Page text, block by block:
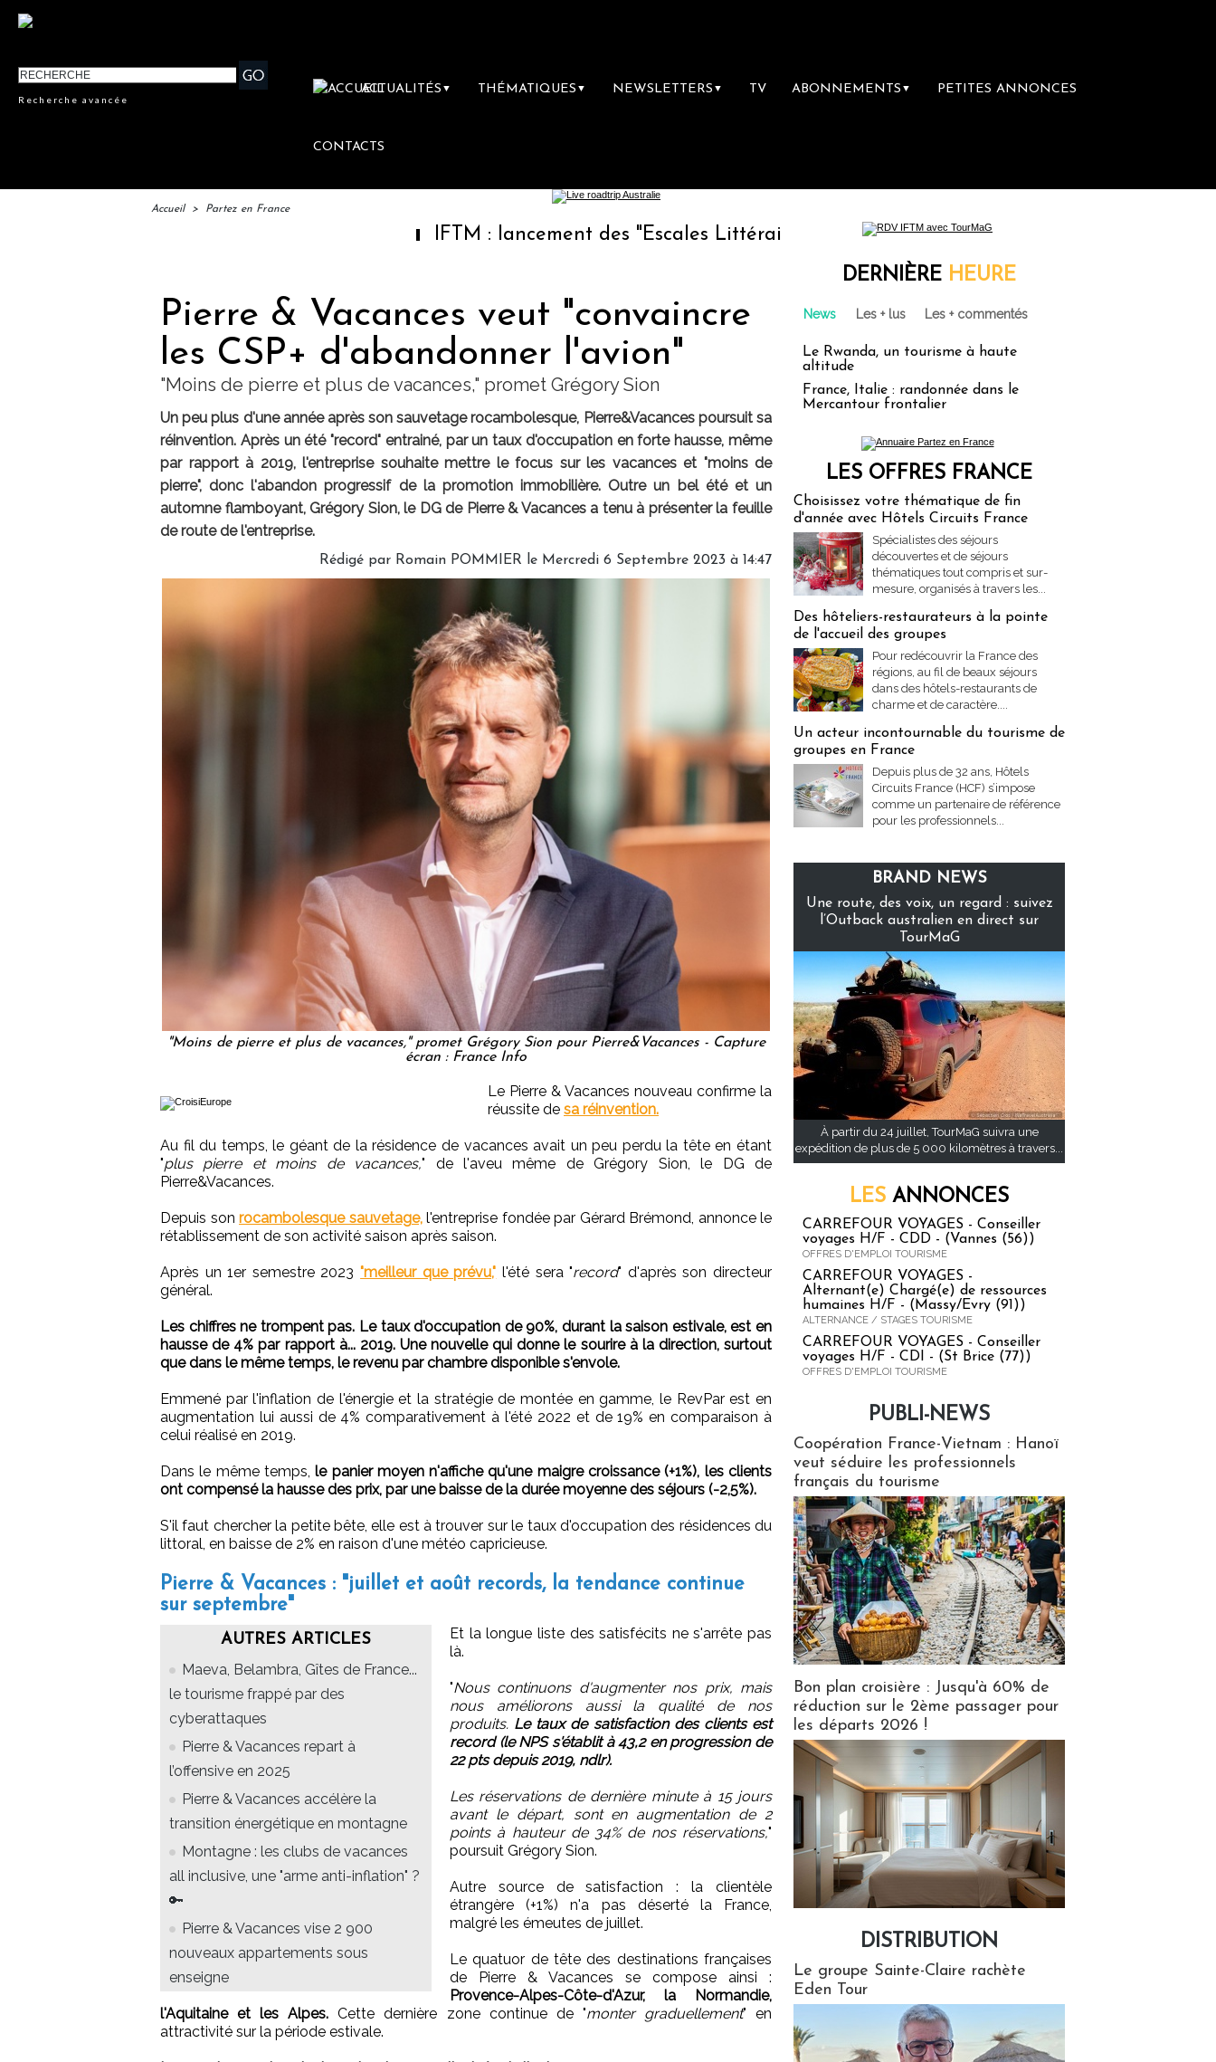
Recherche avancée
ACTUALITÉS ▼ THÉMATIQUES ▼ NEWSLETTERS ▼ TV ABONNEMENTS ▼ PETITES ANNONCES
CONTACTS
Accueil > Partez en France
IFTM : lancement des "Escales Littéraires", la première librairie du voyage
Pierre & Vacances veut "convaincre
les CSP+ d'abandonner l'avion"
"Moins de pierre et plus de vacances," promet Grégory Sion
Un peu plus d'une année après son sauvetage rocambolesque, Pierre&Vacances poursuit sa
réinvention. Après un été "record" entrainé, par un taux d'occupation en forte hausse, même
par rapport à 2019, l'entreprise souhaite mettre le focus sur les vacances et "moins de
pierre", donc l'abandon progressif de la promotion immobilière. Outre un bel été et un
automne flamboyant, Grégory Sion, le DG de Pierre & Vacances a tenu à présenter la feuille
de route de l'entreprise.
Rédigé par Romain POMMIER le Mercredi 6 Septembre 2023 à 14:47
"Moins de pierre et plus de vacances," promet Grégory Sion pour Pierre&Vacances - Capture
écran : France Info
Le Pierre & Vacances nouveau confirme la
réussite de sa réinvention.
Au fil du temps, le géant de la résidence de vacances avait un peu perdu la tête en étant
"plus pierre et moins de vacances," de l'aveu même de Grégory Sion, le DG de
Pierre&Vacances.
Depuis son rocambolesque sauvetage,l'entreprise fondée par Gérard Brémond, annonce le
rétablissement de son activité saison après saison.
Après un 1er semestre 2023"meilleur que prévu," l'été sera "record" d'après son directeur
général.
Les chiffres ne trompent pas. Le taux d'occupation de 90%, durant la saison estivale, est en
hausse de 4% par rapport à... 2019. Une nouvelle qui donne le sourire à la direction, surtout
que dans le même temps, le revenu par chambre disponible s'envole.
Emmené par l'inflation de l'énergie et la stratégie de montée en gamme, le RevPar est en
augmentation lui aussi de 4% comparativement à l'été 2022 et de 19% en comparaison à
celui réalisé en 2019.
Dans le même temps, le panier moyen n'affiche qu'une maigre croissance (+1%), les clients
ont compensé la hausse des prix, par une baisse de la durée moyenne des séjours (-2,5%).
S'il faut chercher la petite bête, elle est à trouver sur le taux d'occupation des résidences du
littoral, en baisse de 2% en raison d'une météo capricieuse.
Pierre & Vacances : "juillet et août records, la tendance continue
sur septembre"
AUTRES ARTICLES
Maeva, Belambra, Gîtes de France...
le tourisme frappé par des
cyberattaques
Pierre & Vacances repart à
l’offensive en 2025
Pierre & Vacances accélère la
transition énergétique en montagne
Montagne : les clubs de vacances
all inclusive, une "arme anti-inflation" ?
🔑
Pierre & Vacances vise 2 900
nouveaux appartements sous
enseigne
Et la longue liste des satisfécits ne s'arrête pas
là.
"Nous continuons d'augmenter nos prix, mais
nous améliorons aussi la qualité de nos
produits. Le taux de satisfaction des clients est
record (le NPS s'établit à 43,2 en progression de
22 pts depuis 2019, ndlr).
Les réservations de dernière minute à 15 jours
avant le départ, sont en augmentation de 2
points à hauteur de 34% de nos réservations,"
poursuit Grégory Sion.
Autre source de satisfaction : la clientèle
étrangère (+1%) n'a pas déserté la France,
malgré les émeutes de juillet.
Le quatuor de tête des destinations françaises
de Pierre & Vacances se compose ainsi :
Provence-Alpes-Côte-d'Azur, la Normandie,
l'Aquitaine et les Alpes. Cette dernière zone continue de "monter graduellement" en
attractivité sur la période estivale.
DERNIÈRE HEURE
News Les + lus Les + commentés
Le Rwanda, un tourisme à haute
altitude
France, Italie : randonnée dans le
Mercantour frontalier
LES OFFRES FRANCE
Choisissez votre thématique de fin
d'année avec Hôtels Circuits France
Spécialistes des séjours
découvertes et de séjours
thématiques tout compris et sur-
mesure, organisés à travers les...
Des hôteliers-restaurateurs à la pointe
de l'accueil des groupes
Pour redécouvrir la France des
régions, au fil de beaux séjours
dans des hôtels-restaurants de
charme et de caractère....
Un acteur incontournable du tourisme de
groupes en France
Depuis plus de 32 ans, Hôtels
Circuits France (HCF) s’impose
comme un partenaire de référence
pour les professionnels...
BRAND NEWS
Une route, des voix, un regard : suivez
l’Outback australien en direct sur
TourMaG
À partir du 24 juillet, TourMaG suivra une
expédition de plus de 5 000 kilomètres à travers...
LES ANNONCES
CARREFOUR VOYAGES - Conseiller
voyages H/F - CDD - (Vannes (56))
OFFRES D'EMPLOI TOURISME
CARREFOUR VOYAGES -
Alternant(e) Chargé(e) de ressources
humaines H/F - (Massy/Evry (91))
ALTERNANCE / STAGES TOURISME
CARREFOUR VOYAGES - Conseiller
voyages H/F - CDI - (St Brice (77))
OFFRES D'EMPLOI TOURISME
PUBLI-NEWS
Coopération France-Vietnam : Hanoï
veut séduire les professionnels
français du tourisme
Bon plan croisière : Jusqu'à 60% de
réduction sur le 2ème passager pour
les départs 2026 !
DISTRIBUTION
Le groupe Sainte-Claire rachète
Eden Tour